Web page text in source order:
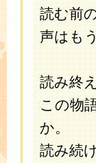
読む前
声はも
読み終
この物
か。
読み続